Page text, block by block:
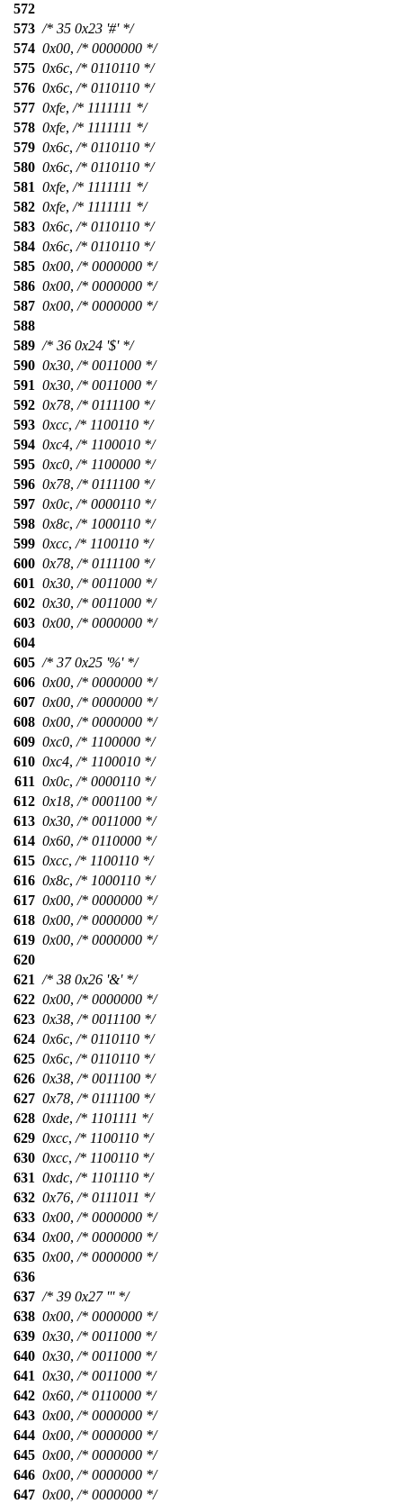
572
573 /* 35 0x23 '#' */
574 0x00, /* 0000000 */
575 0x6c, /* 0110110 */
576 0x6c, /* 0110110 */
577 0xfe, /* 1111111 */
578 0xfe, /* 1111111 */
579 0x6c, /* 0110110 */
580 0x6c, /* 0110110 */
581 0xfe, /* 1111111 */
582 0xfe, /* 1111111 */
583 0x6c, /* 0110110 */
584 0x6c, /* 0110110 */
585 0x00, /* 0000000 */
586 0x00, /* 0000000 */
587 0x00, /* 0000000 */
588
589 /* 36 0x24 '$' */
590 0x30, /* 0011000 */
591 0x30, /* 0011000 */
592 0x78, /* 0111100 */
593 0xcc, /* 1100110 */
594 0xc4, /* 1100010 */
595 0xc0, /* 1100000 */
596 0x78, /* 0111100 */
597 0x0c, /* 0000110 */
598 0x8c, /* 1000110 */
599 0xcc, /* 1100110 */
600 0x78, /* 0111100 */
601 0x30, /* 0011000 */
602 0x30, /* 0011000 */
603 0x00, /* 0000000 */
604
605 /* 37 0x25 '%' */
606 0x00, /* 0000000 */
607 0x00, /* 0000000 */
608 0x00, /* 0000000 */
609 0xc0, /* 1100000 */
610 0xc4, /* 1100010 */
611 0x0c, /* 0000110 */
612 0x18, /* 0001100 */
613 0x30, /* 0011000 */
614 0x60, /* 0110000 */
615 0xcc, /* 1100110 */
616 0x8c, /* 1000110 */
617 0x00, /* 0000000 */
618 0x00, /* 0000000 */
619 0x00, /* 0000000 */
620
621 /* 38 0x26 '&' */
622 0x00, /* 0000000 */
623 0x38, /* 0011100 */
624 0x6c, /* 0110110 */
625 0x6c, /* 0110110 */
626 0x38, /* 0011100 */
627 0x78, /* 0111100 */
628 0xde, /* 1101111 */
629 0xcc, /* 1100110 */
630 0xcc, /* 1100110 */
631 0xdc, /* 1101110 */
632 0x76, /* 0111011 */
633 0x00, /* 0000000 */
634 0x00, /* 0000000 */
635 0x00, /* 0000000 */
636
637 /* 39 0x27 ''' */
638 0x00, /* 0000000 */
639 0x30, /* 0011000 */
640 0x30, /* 0011000 */
641 0x30, /* 0011000 */
642 0x60, /* 0110000 */
643 0x00, /* 0000000 */
644 0x00, /* 0000000 */
645 0x00, /* 0000000 */
646 0x00, /* 0000000 */
647 0x00, /* 0000000 */